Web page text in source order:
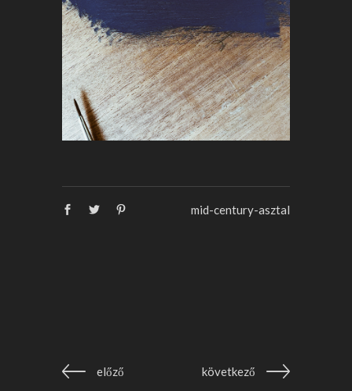
mid-century-asztal
előző következő